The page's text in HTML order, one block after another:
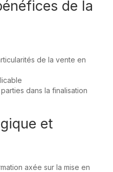
de la
de la vente en
dans la finalisation
et
axée sur la mise en